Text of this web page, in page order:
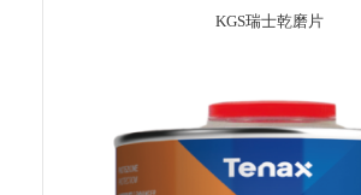
KGS瑞士乾磨片